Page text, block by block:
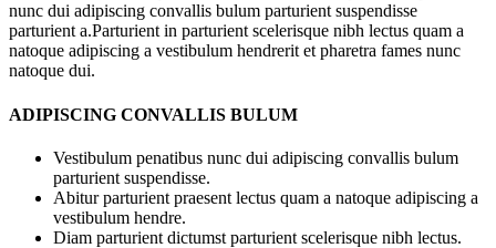
nunc dui adipiscing convallis bulum parturient suspendisse
parturient a.Parturient in parturient scelerisque nibh lectus quam a
natoque adipiscing a vestibulum hendrerit et pharetra fames nunc
natoque dui.
ADIPISCING CONVALLIS BULUM
Vestibulum penatibus nunc dui adipiscing convallis bulum
parturient suspendisse.
Abitur parturient praesent lectus quam a natoque adipiscing a
vestibulum hendre.
Diam parturient dictumst parturient scelerisque nibh lectus.